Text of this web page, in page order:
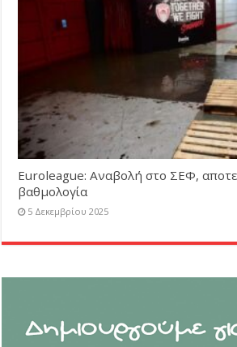
Euroleague: Αναβολή στο ΣΕΦ,
βαθμολογία
5 Δεκεμβρίου 2025